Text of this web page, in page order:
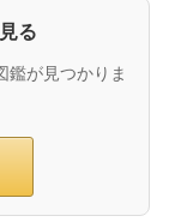
る
鑑が見つかりま